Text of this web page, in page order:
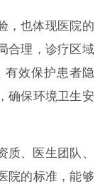
，也体现医院的
合理，诊疗区域
有效保护患者隐
确保环境卫生安
、医生团队、
院的标准，能够